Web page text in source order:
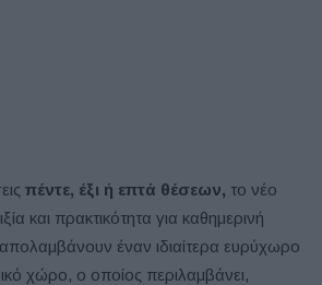
πέντε, έξι ή επτά θέσεων, το νέο
και πρακτικότητα για καθημερινή
έναν ιδιαίτερα ευρύχωρο
χώρο, ο οποίος περιλαμβάνει,